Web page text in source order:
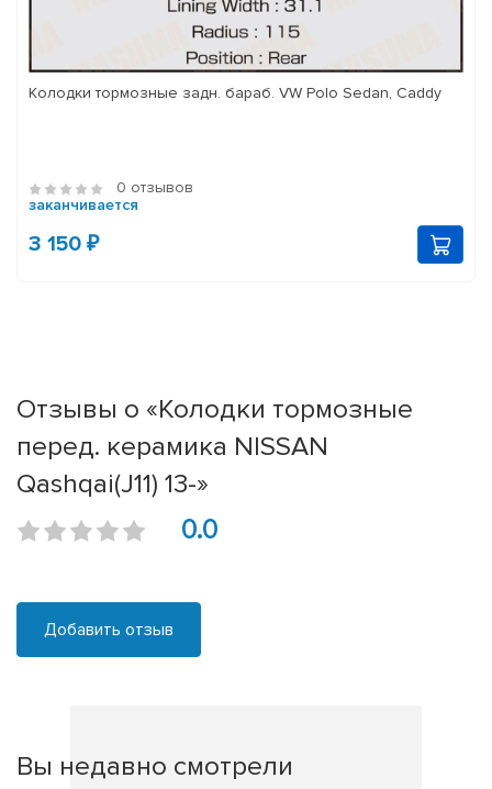
Колодки тормозные задн. бараб. VW Polo Sedan, Caddy
0 отзывов
заканчивается
3 150 ₽
Отзывы о «Колодки тормозные
перед. керамика NISSAN
Qashqai(J11) 13-»
0.0
Добавить отзыв
Вы недавно смотрели